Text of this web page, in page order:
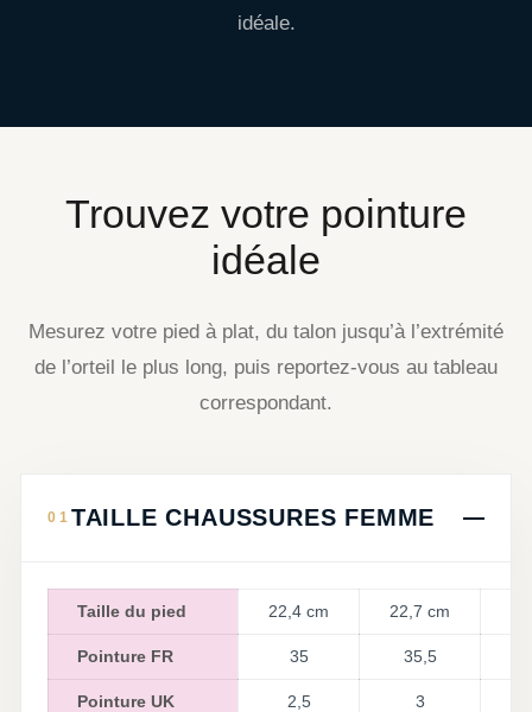
idéale.
Trouvez votre pointure
idéale
Mesurez votre pied à plat, du talon jusqu’à l’extrémité
de l’orteil le plus long, puis reportez-vous au tableau
correspondant.
TAILLE CHAUSSURES FEMME
Taille du pied 22,4 cm 22,7 cm
Pointure FR 35 35,5
Pointure UK 2,5 3